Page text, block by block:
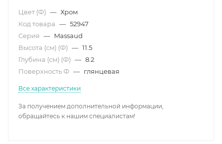
Цвет (Ф) — Хром
Код товара — 52947
Серия — Massaud
Высота (см) (Ф) — 11.5
Глубина (см) (Ф) — 8.2
Поверхность Ф — глянцевая
Все характеристики
За получением дополнительной информации,
обращайтесь к нашим специалистам!